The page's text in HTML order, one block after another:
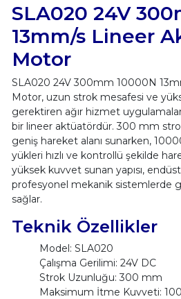
SLA020 24V
13mm/s Lineer
Motor
SLA020 24V 300mm 10000N
Motor, uzun strok mesafesi ve
gerektiren ağır hizmet
bir lineer aktüatördür. 300 mm
geniş hareket alanı sunarken,
yükleri hızlı ve kontrollü şekilde
yüksek kuvvet sunan yapısı,
profesyonel mekanik sistemlerde
sağlar.
Teknik Özellikler
Model: SLA020
Çalışma Gerilimi: 24V DC
Strok Uzunluğu: 300 mm
Maksimum İtme Kuvveti: